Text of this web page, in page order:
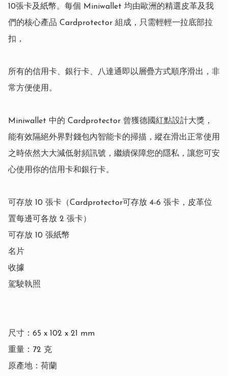
10張卡及紙幣。每個 Miniwallet 均由歐洲的精選皮革及我
們的核心產品 Cardprotector 組成，只需輕輕一拉底部拉
扣，
所有的信用卡、銀行卡、八達通即以層疊方式順序滑出，非
常方便使用。
Miniwallet 中的 Cardprotector 曾獲德國紅點設計大獎，
能有效隔絕外界對錢包內智能卡的掃描，縱在滑出正常使用
之時依然大大減低射頻訊號，繼續保障您的隱私，讓您可安
心使用你的信用卡和銀行卡。
可存放 10 張卡（Cardprotector可存放 4-6 張卡，皮革位
置每邊可各放 2 張卡）
可存放 10 張紙幣
名片
收據
駕駛執照
尺寸：65 x 102 x 21 mm
重量：72 克
原產地：荷蘭